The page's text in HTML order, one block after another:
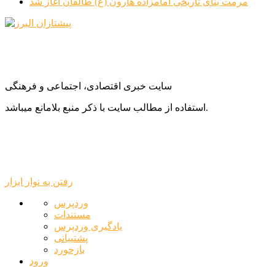
سایت خبری اقتصادی، اجتماعی و فرهنگی
استفاده از مطالب سایت با ذکر منبع بلامانع میباشد.
رفتن به نوار ابزار
درباره
وردپرس
وردپرس
مستندات
یادگیری وردپرس
پشتیبانی
بازخورد
ورود